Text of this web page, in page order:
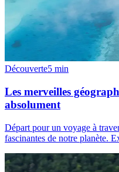
Découverte5 min
Les merveilles
absolument
Départ pour un voyage à
fascinantes de notre planète.